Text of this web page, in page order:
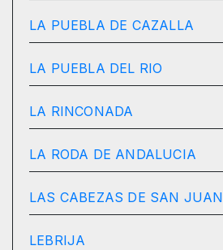
LA PUEBLA DE CAZALLA
LA PUEBLA DEL RIO
LA RINCONADA
LA RODA DE ANDALUCIA
LAS CABEZAS DE SAN JUAN
LEBRIJA